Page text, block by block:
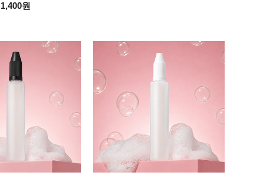
1,400원